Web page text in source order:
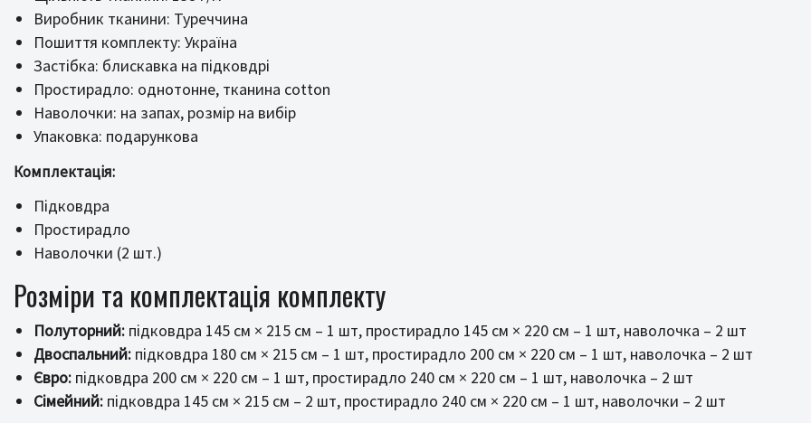
Виробник тканини: Туреччина
Пошиття комплекту: Україна
Застібка: блискавка на підковдрі
Простирадло: однотонне, тканина cotton
Наволочки: на запах, розмір на вибір
Упаковка: подарункова
Комплектація:
Підковдра
Простирадло
Наволочки (2 шт.)
Розміри та комплектація комплекту
Полуторний: підковдра 145 см × 215 см – 1 шт, простирадло 145 см × 220 см – 1 шт, наволочка – 2 шт
Двоспальний: підковдра 180 см × 215 см – 1 шт, простирадло 200 см × 220 см – 1 шт, наволочка – 2 шт
Євро: підковдра 200 см × 220 см – 1 шт, простирадло 240 см × 220 см – 1 шт, наволочка – 2 шт
Сімейний: підковдра 145 см × 215 см – 2 шт, простирадло 240 см × 220 см – 1 шт, наволочки – 2 шт